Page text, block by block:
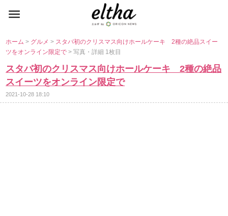
ホーム> グルメ> スタバ初のクリスマス向けホールケーキ 2種の絶品スイー
ツをオンライン限定で> 写真・詳細 1枚目
スタバ初のクリスマス向けホールケーキ 2種の絶品
スイーツをオンライン限定で
2021-10-28 18:10